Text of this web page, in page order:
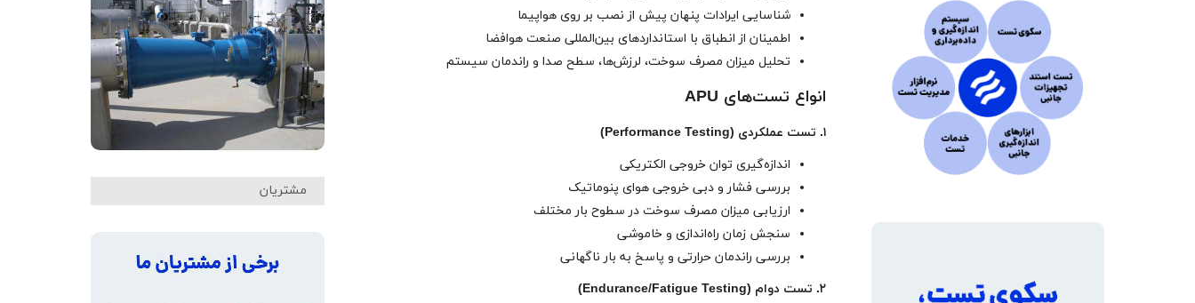
شناسایی ایرادات پنهان پیش از نصب بر روی هواپیما
اطمینان از انطباق با استانداردهای بین‌المللی صنعت هوافضا
تحلیل میزان مصرف سوخت، لرزش‌ها، سطح صدا و راندمان سیستم
انواع تست‌های APU
۱. تست عملکردی (Performance Testing)
اندازه‌گیری توان خروجی الکتریکی
بررسی فشار و دبی خروجی هوای پنوماتیک
ارزیابی میزان مصرف سوخت در سطوح بار مختلف
سنجش زمان راه‌اندازی و خاموشی
بررسی راندمان حرارتی و پاسخ به بار ناگهانی
۲. تست دوام (Endurance/Fatigue Testing)
مشتریان